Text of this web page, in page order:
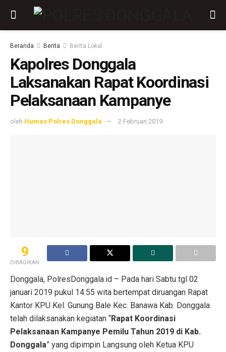
Beranda Berita Berita Lokal
Kapolres Donggala
Laksanakan Rapat Koordinasi
Pelaksanaan Kampanye
oleh Humas Polres Donggala 2 Februari 2019
9
DIBAGIKAN
Donggala, PolresDonggala.id – Pada hari Sabtu tgl 02
januari 2019 pukul 14.55 wita bertempat diruangan Rapat
Kantor KPU Kel. Gunung Bale Kec. Banawa Kab. Donggala
telah dilaksanakan kegiatan “Rapat Koordinasi
Pelaksanaan Kampanye Pemilu Tahun 2019 di Kab.
Donggala” yang dipimpin Langsung oleh Ketua KPU